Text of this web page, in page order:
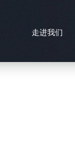
走进我们